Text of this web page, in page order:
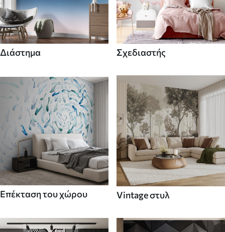
Διάστημα Σχεδιαστής
Επέκταση του χώρου Vintage στυλ